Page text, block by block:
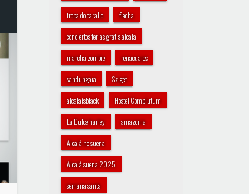
tropa do carallo flecha
conciertos ferias gratis alcala
marcha zombie renacuajos
sandungaia Sziget
alcalaisblack Hostel Complutum
La Dulce harley amazonia
Alcalá no suena
Alcalá suena 2025
semana santa